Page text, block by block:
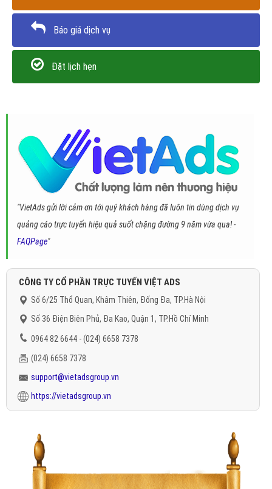
Báo giá dịch vụ
Đặt lịch hẹn
"VietAds gửi lời cảm ơn tới quý khách hàng đã luôn tin dùng dịch vụ
quảng cáo trực tuyến hiệu quả suốt chặng đường 9 năm vừa qua! -
FAQPage"
CÔNG TY CỔ PHẦN TRỰC TUYẾN VIỆT ADS
Số 6/25 Thổ Quan, Khâm Thiên, Đống Đa, TP.Hà Nội
Số 36 Điện Biên Phủ, Đa Kao, Quận 1, TP.Hồ Chí Minh
0964 82 6644 - (024) 6658 7378
(024) 6658 7378
support@vietadsgroup.vn
https://vietadsgroup.vn